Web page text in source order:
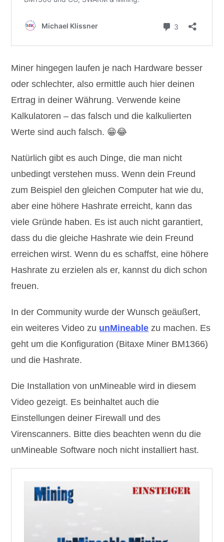
Miner hingegen laufen je nach Hardware besser
oder schlechter, also ermittle auch hier deinen
Ertrag in deiner Währung. Verwende keine
Kalkulatoren – das falsch und die kalkulierten
Werte sind auch falsch. 😁😂
Natürlich gibt es auch Dinge, die man nicht
unbedingt verstehen muss. Wenn dein Freund
zum Beispiel den gleichen Computer hat wie du,
aber eine höhere Hashrate erreicht, kann das
viele Gründe haben. Es ist auch nicht garantiert,
dass du die gleiche Hashrate wie dein Freund
erreichen wirst. Wenn du es schaffst, eine höhere
Hashrate zu erzielen als er, kannst du dich schon
freuen.
In der Community wurde der Wunsch geäußert,
ein weiteres Video zu unMineable zu machen. Es
geht um die Konfiguration (Bitaxe Miner BM1366)
und die Hashrate.
Die Installation von unMineable wird in diesem
Video gezeigt. Es beinhaltet auch die
Einstellungen deiner Firewall und des
Virenscanners. Bitte dies beachten wenn du die
unMineable Software noch nicht installiert hast.